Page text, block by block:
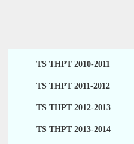
TS THPT 2010-2011
TS THPT 2011-2012
TS THPT 2012-2013
TS THPT 2013-2014